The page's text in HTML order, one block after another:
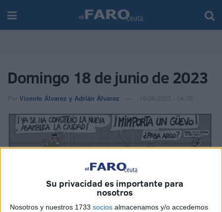
Su privacidad es importante para
nosotros
Nosotros y nuestros 1733 socios almacenamos y/o accedemos
Domingo 18 de junio de 2023
Por Vicente Álvarez y Adrián Álvarez 18/06/2023 - 04:05